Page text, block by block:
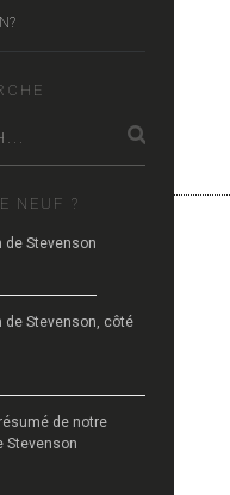
NEUF ?
de Stevenson
de Stevenson, côté
de notre
Stevenson